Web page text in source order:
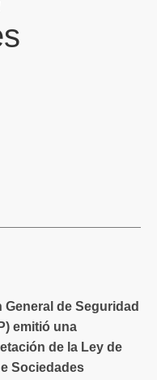
General de Seguridad
emitió una
de la Ley de
Sociedades